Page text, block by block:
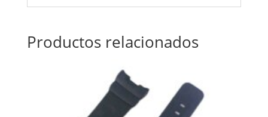
Productos relacionados